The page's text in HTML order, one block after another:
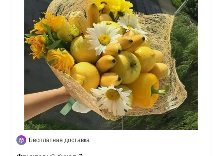
Бесплатная доставка